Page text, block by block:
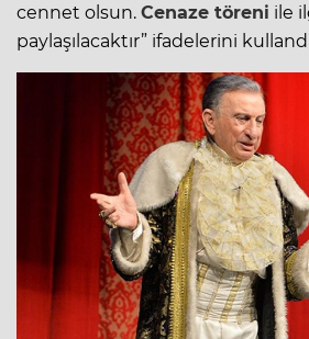
cennet olsun. Cenaze töreni ile
paylaşılacaktır” ifadelerini